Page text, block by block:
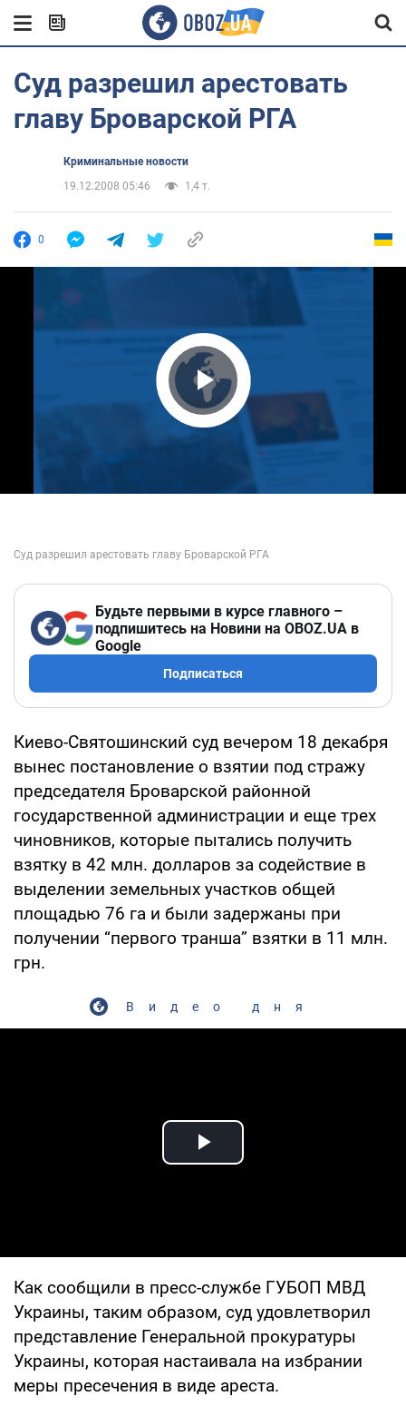
Суд разрешил арестовать
главу Броварской РГА
Криминальные новости
19.12.2008 05:46
1,4 т.
0
Play Video
Будьте первыми в курсе главного –
подпишитесь на Новини на OBOZ.UA в
Google
Подписаться
Киево-Святошинский суд вечером 18 декабря
вынес постановление о взятии под стражу
председателя Броварской районной
государственной администрации и еще трех
чиновников, которые пытались получить
взятку в 42 млн. долларов за содействие в
выделении земельных участков общей
площадью 76 га и были задержаны при
получении “первого транша” взятки в 11 млн.
грн.
Видео дня
Play Video
Как сообщили в пресс-службе ГУБОП МВД
Украины, таким образом, суд удовлетворил
представление Генеральной прокуратуры
Украины, которая настаивала на избрании
меры пресечения в виде ареста.